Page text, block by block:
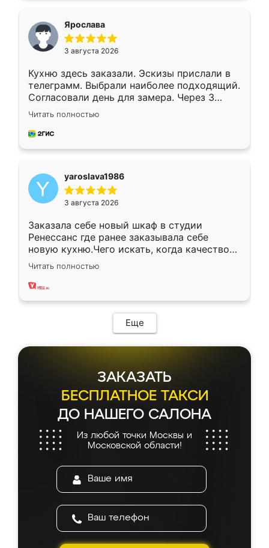
Ярослава
3 августа 2026
Кухню здесь заказали. Эскизы прислали в
телеграмм. Выбрали наиболее подходящий.
Согласовали день для замера. Через 3
недели кухня была уже готова. Остались
довольны работой. Спасибо Ренессанс
мебель за качественную работу!
Читать полностью
yaroslava1986
3 августа 2026
Заказала себе новый шкаф в студии
Ренессанс где ранее заказывала себе
новую кухню.Чего искать, когда качеством
вполне довольна. Служит кухня уже почти
два года, нареканий нет.
Читать полностью
Еще
ЗАКАЗАТЬ
БЕСПЛАТНОЕ ТАКСИ
ДО НАШЕГО САЛОНА
Из любой точки Москвы и
Московской области!